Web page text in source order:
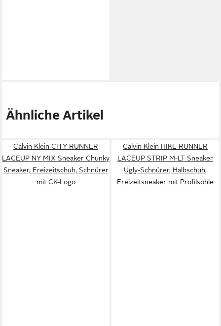
Ähnliche Artikel
Calvin Klein CITY RUNNER
LACEUP NY MIX Sneaker Chunky
Sneaker, Freizeitschuh, Schnürer
mit CK-Logo
Calvin Klein HIKE RUNNER
LACEUP STRIP M-LT Sneaker
Ugly-Schnürer, Halbschuh,
Freizeitsneaker mit Profilsohle